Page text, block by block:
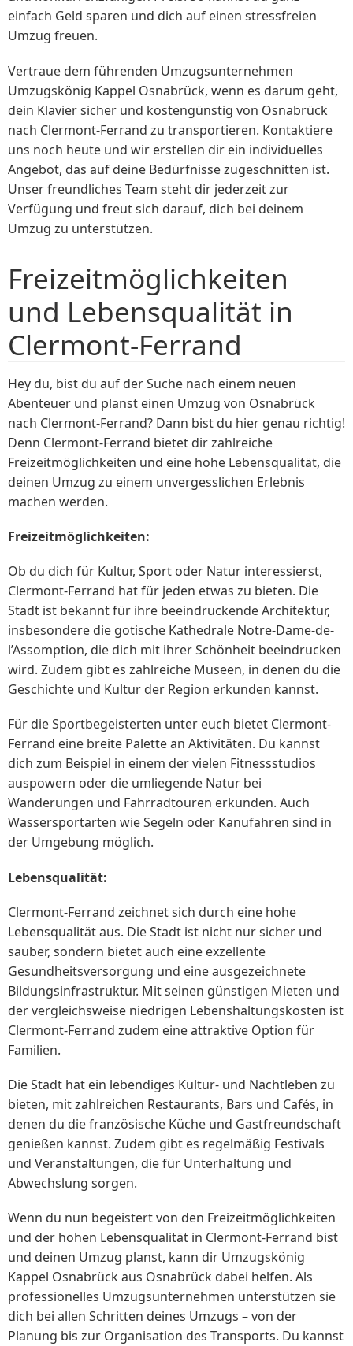
einfach Geld sparen und dich auf einen stressfreien
Umzug freuen.
Vertraue dem führenden Umzugsunternehmen
Umzugskönig Kappel Osnabrück, wenn es darum geht,
dein Klavier sicher und kostengünstig von Osnabrück
nach Clermont-Ferrand zu transportieren. Kontaktiere
uns noch heute und wir erstellen dir ein individuelles
Angebot, das auf deine Bedürfnisse zugeschnitten ist.
Unser freundliches Team steht dir jederzeit zur
Verfügung und freut sich darauf, dich bei deinem
Umzug zu unterstützen.
Freizeitmöglichkeiten
und Lebensqualität in
Clermont-Ferrand
Hey du, bist du auf der Suche nach einem neuen
Abenteuer und planst einen Umzug von Osnabrück
nach Clermont-Ferrand? Dann bist du hier genau richtig!
Denn Clermont-Ferrand bietet dir zahlreiche
Freizeitmöglichkeiten und eine hohe Lebensqualität, die
deinen Umzug zu einem unvergesslichen Erlebnis
machen werden.
Freizeitmöglichkeiten:
Ob du dich für Kultur, Sport oder Natur interessierst,
Clermont-Ferrand hat für jeden etwas zu bieten. Die
Stadt ist bekannt für ihre beeindruckende Architektur,
insbesondere die gotische Kathedrale Notre-Dame-de-
l’Assomption, die dich mit ihrer Schönheit beeindrucken
wird. Zudem gibt es zahlreiche Museen, in denen du die
Geschichte und Kultur der Region erkunden kannst.
Für die Sportbegeisterten unter euch bietet Clermont-
Ferrand eine breite Palette an Aktivitäten. Du kannst
dich zum Beispiel in einem der vielen Fitnessstudios
auspowern oder die umliegende Natur bei
Wanderungen und Fahrradtouren erkunden. Auch
Wassersportarten wie Segeln oder Kanufahren sind in
der Umgebung möglich.
Lebensqualität:
Clermont-Ferrand zeichnet sich durch eine hohe
Lebensqualität aus. Die Stadt ist nicht nur sicher und
sauber, sondern bietet auch eine exzellente
Gesundheitsversorgung und eine ausgezeichnete
Bildungsinfrastruktur. Mit seinen günstigen Mieten und
der vergleichsweise niedrigen Lebenshaltungskosten ist
Clermont-Ferrand zudem eine attraktive Option für
Familien.
Die Stadt hat ein lebendiges Kultur- und Nachtleben zu
bieten, mit zahlreichen Restaurants, Bars und Cafés, in
denen du die französische Küche und Gastfreundschaft
genießen kannst. Zudem gibt es regelmäßig Festivals
und Veranstaltungen, die für Unterhaltung und
Abwechslung sorgen.
Wenn du nun begeistert von den Freizeitmöglichkeiten
und der hohen Lebensqualität in Clermont-Ferrand bist
und deinen Umzug planst, kann dir Umzugskönig
Kappel Osnabrück aus Osnabrück dabei helfen. Als
professionelles Umzugsunternehmen unterstützen sie
dich bei allen Schritten deines Umzugs – von der
Planung bis zur Organisation des Transports. Du kannst